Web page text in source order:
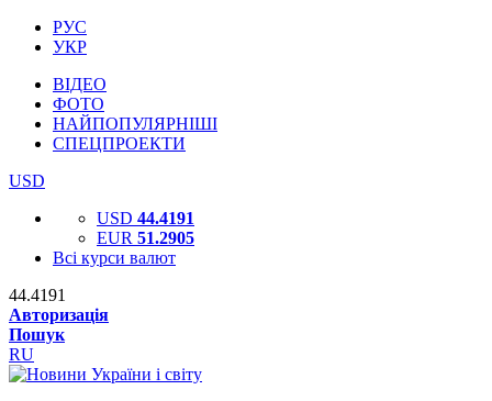
РУС
УКР
ВІДЕО
ФОТО
НАЙПОПУЛЯРНІШІ
СПЕЦПРОЕКТИ
USD
USD 44.4191
EUR 51.2905
Всі курси валют
44.4191
Авторизація
Пошук
RU